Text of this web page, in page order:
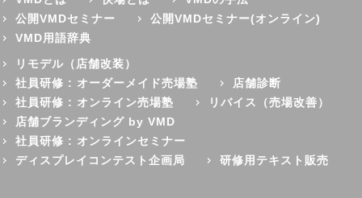
公開VMDセミナー
公開VMDセミナー(オンライン)
VMD用語辞典
リモデル（店舗改装）
社員研修 : オーダーメイド売場塾
店舗診断
社員研修 : オンライン売場塾
リバイス（売場改善）
店舗ブランディング by VMD
社員研修 : オンラインセミナー
ディスプレイコンテスト企画局
研修用テキスト販売